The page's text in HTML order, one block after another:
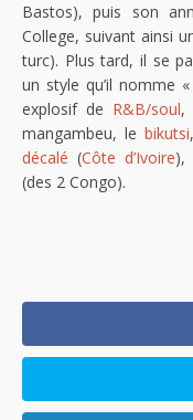
Bastos), puis son
College, suivant ainsi
turc). Plus tard, il se
un style qu’il nomme
explosif de R&B/soul,
mangambeu, le bikutsi
décalé (Côte d’Ivoire),
(des 2 Congo).